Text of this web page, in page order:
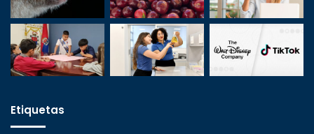
Etiquetas